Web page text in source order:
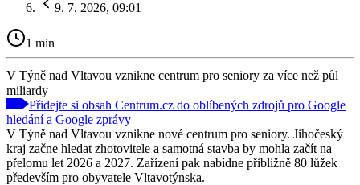
9. 7. 2026, 09:01
1 min
V Týně nad Vltavou vznikne centrum pro seniory za více než půl
miliardy
Přidejte si obsah Centrum.cz do oblíbených zdrojů pro Google
hledání a Google zprávy
V Týně nad Vltavou vznikne nové centrum pro seniory. Jihočeský
kraj začne hledat zhotovitele a samotná stavba by mohla začít na
přelomu let 2026 a 2027. Zařízení pak nabídne přibližně 80 lůžek
především pro obyvatele Vltavotýnska.